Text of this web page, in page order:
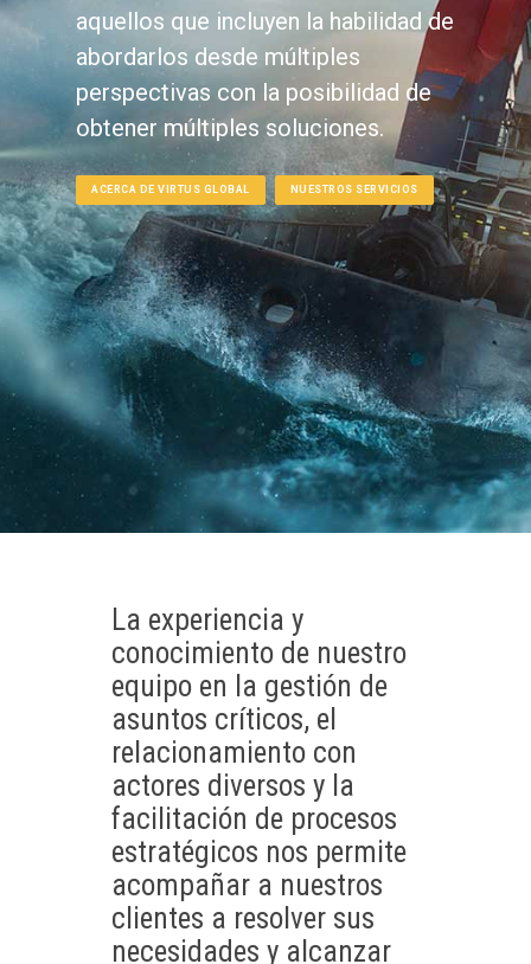
aquellos que incluyen la habilidad de
abordarlos desde múltiples
perspectivas con la posibilidad de
obtener múltiples soluciones.
ACERCA DE VIRTUS GLOBAL NUESTROS SERVICIOS
La experiencia y
conocimiento de nuestro
equipo en la gestión de
asuntos críticos, el
relacionamiento con
actores diversos y la
facilitación de procesos
estratégicos nos permite
acompañar a nuestros
clientes a resolver sus
necesidades y alcanzar